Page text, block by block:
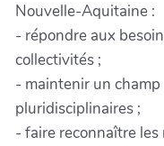
Nouvelle-Aquitaine :
- répondre aux
collectivités ;
- maintenir un
pluridisciplinaires ;
- faire reconnaître les